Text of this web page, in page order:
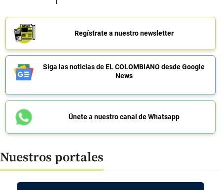
Regístrate a nuestro newsletter
Siga las noticias de EL COLOMBIANO desde Google
News
Únete a nuestro canal de Whatsapp
Nuestros portales